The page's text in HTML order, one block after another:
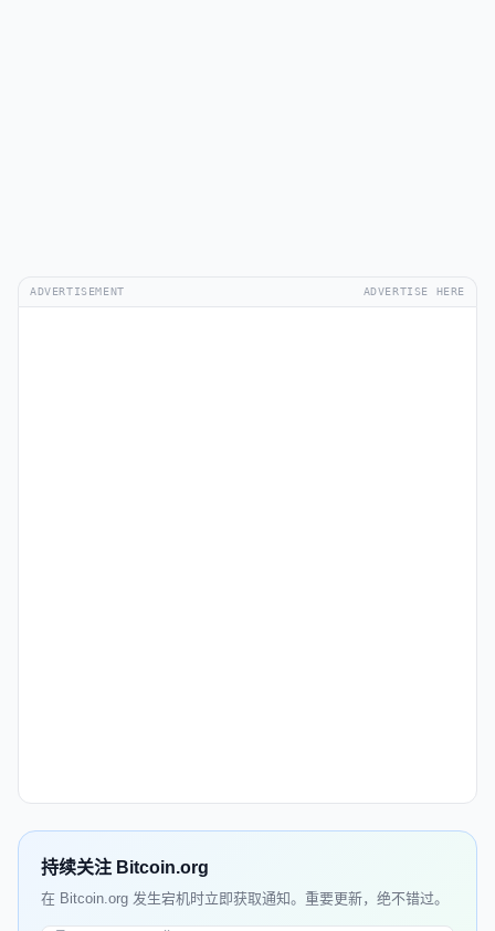
ADVERTISEMENT ADVERTISE HERE
持续关注 Bitcoin.org
在 Bitcoin.org 发生宕机时立即获取通知。重要更新，绝不错过。